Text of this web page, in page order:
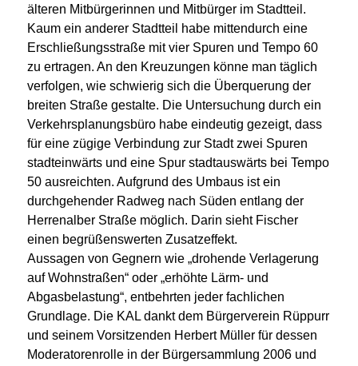
älteren Mitbürgerinnen und Mitbürger im Stadtteil.
Kaum ein anderer Stadtteil habe mittendurch eine
Erschließungsstraße mit vier Spuren und Tempo 60
zu ertragen. An den Kreuzungen könne man täglich
verfolgen, wie schwierig sich die Überquerung der
breiten Straße gestalte. Die Untersuchung durch ein
Verkehrsplanungsbüro habe eindeutig gezeigt, dass
für eine zügige Verbindung zur Stadt zwei Spuren
stadteinwärts und eine Spur stadtauswärts bei Tempo
50 ausreichten. Aufgrund des Umbaus ist ein
durchgehender Radweg nach Süden entlang der
Herrenalber Straße möglich. Darin sieht Fischer
einen begrüßenswerten Zusatzeffekt.
Aussagen von Gegnern wie „drohende Verlagerung
auf Wohnstraßen“ oder „erhöhte Lärm- und
Abgasbelastung“, entbehrten jeder fachlichen
Grundlage. Die KAL dankt dem Bürgerverein Rüppurr
und seinem Vorsitzenden Herbert Müller für dessen
Moderatorenrolle in der Bürgersammlung 2006 und